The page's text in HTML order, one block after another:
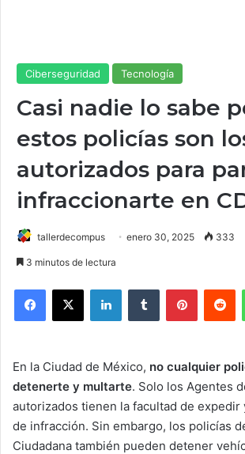
Ciberseguridad Tecnología
Casi nadie lo sabe
estos policías son
autorizados para
infraccionarte en
tallerdecompus enero 30, 2025 333
3 minutos de lectura
En la Ciudad de México, no cualquier
detenerte y multarte. Solo los Agentes
autorizados tienen la facultad de expedir
de infracción. Sin embargo, los policías
Ciudadana también pueden detener